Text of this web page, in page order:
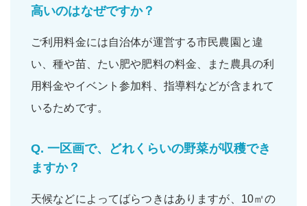
高いのはなぜですか？
ご利用料金には自治体が運営する市民農園と違
い、種や苗、 たい肥や肥料の料金 、また 農具の利
用料金やイベント参加料 指導料などが含まれて
いるためです。
Q. 一区画で、どれくらいの野菜が収穫でき
ますか？
天候などによってばらつきはありますが、10㎡の